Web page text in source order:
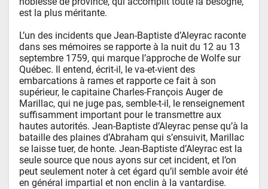
est la plus méritante.
L’un des incidents que Jean-Baptiste d’Aleyrac raconte
dans ses mémoires se rapporte à la nuit du 12 au 13
septembre 1759, qui marque l’approche de Wolfe sur
Québec. Il entend, écrit-il, le va-et-vient des
embarcations à rames et rapporte ce fait à son
supérieur, le capitaine Charles-François Auger de
Marillac, qui ne juge pas, semble-t-il, le renseignement
suffisamment important pour le transmettre aux
hautes autorités. Jean-Baptiste d’Aleyrac pense qu’à la
bataille des plaines d’Abraham qui s’ensuivit, Marillac
se laisse tuer, de honte. Jean-Baptiste d’Aleyrac est la
seule source que nous ayons sur cet incident, et l’on
peut seulement noter à cet égard qu’il semble avoir été
en général impartial et non enclin à la vantardise.